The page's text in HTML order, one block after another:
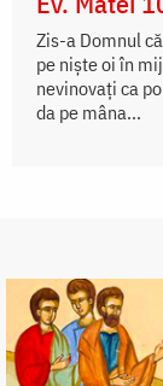
Zis-a Domnul
pe niște oi în
nevinovați ca
da pe mâna...